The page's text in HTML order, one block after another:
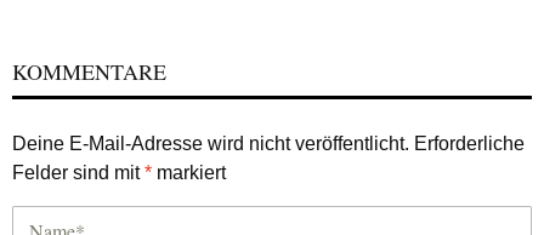
KOMMENTARE
Deine E-Mail-Adresse wird nicht veröffentlicht. Erforderliche
Felder sind mit* markiert